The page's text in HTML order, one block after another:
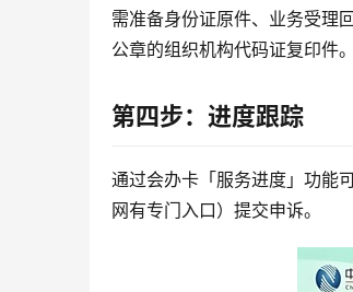
需准备身份证原件、业务受理
公章的组织机构代码证复印件。
第四步：进度跟踪
通过会办卡「服务进度」功能
网有专门入口）提交申诉。